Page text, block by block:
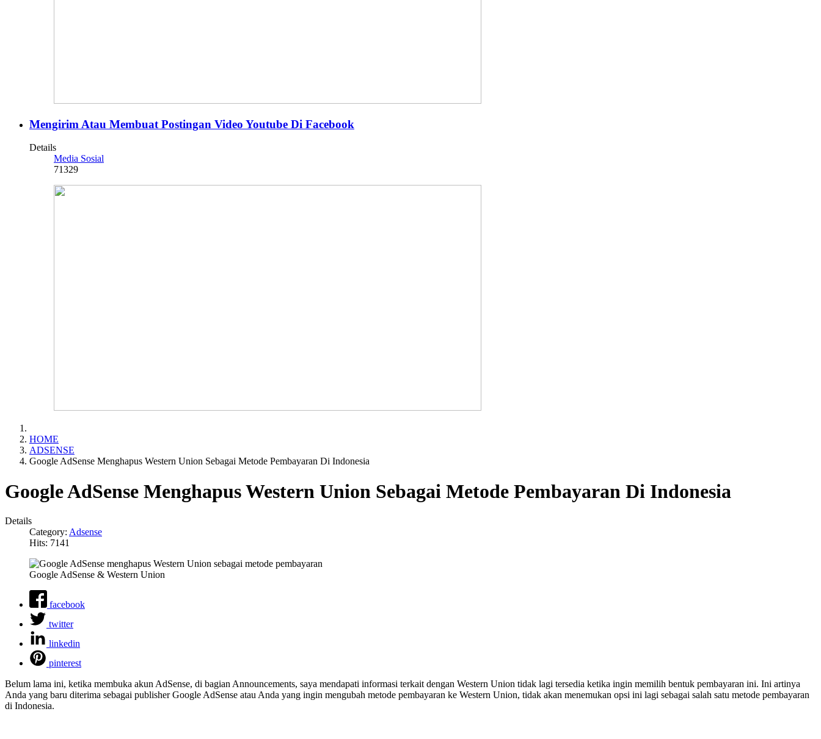
Mengirim Atau Membuat Postingan Video Youtube Di Facebook
Details
Media Sosial
71329
HOME
ADSENSE
Google AdSense Menghapus Western Union Sebagai Metode Pembayaran Di Indonesia
Google AdSense Menghapus Western Union Sebagai Metode Pembayaran Di Indonesia
Details
Category: Adsense
Hits: 7141
Google AdSense & Western Union
facebook
twitter
linkedin
pinterest
Belum lama ini, ketika membuka akun AdSense, di bagian Announcements, saya mendapati informasi terkait dengan Western Union tidak lagi tersedia ketika ingin memilih bentuk pembayaran ini. Ini artinya
Anda yang baru diterima sebagai publisher Google AdSense atau Anda yang ingin mengubah metode pembayaran ke Western Union, tidak akan menemukan opsi ini lagi sebagai salah satu metode pembayaran
di Indonesia.